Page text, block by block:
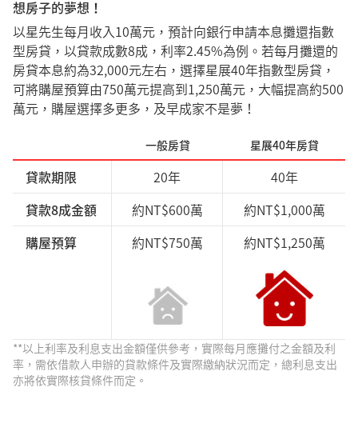
想房子的夢想！
以星先生每月收入10萬元，預計向銀行申請本息攤還指數
型房貸，以貸款成數8成，利率2.45%為例。若每月攤還的
房貸本息約為32,000元左右，選擇星展40年指數型房貸，
可將購屋預算由750萬元提高到1,250萬元，大幅提高約500
萬元，購屋選擇多更多，及早成家不是夢！
一般房貸 星展40年房貸
貸款期限 20年
40年
貸款8成金額
約NT$600萬
約NT$1,000萬
購屋預算
約NT$750萬 約NT$1,250萬
**以上利率及利息支出金額僅供參考，實際每月應攤付之金額及利
率，需依借款人申辦的貸款條件及實際繳納狀況而定，總利息支出
亦將依實際核貸條件而定。